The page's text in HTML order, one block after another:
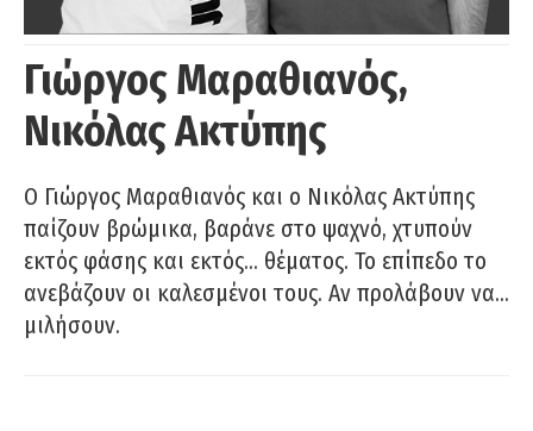
Γιώργος Μαραθιανός,
Νικόλας Ακτύπης
Ο Γιώργος Μαραθιανός και ο Νικόλας Ακτύπης
παίζουν βρώμικα, βαράνε στο ψαχνό, χτυπούν
εκτός φάσης και εκτός… θέματος. Το επίπεδο το
ανεβάζουν οι καλεσμένοι τους. Αν προλάβουν να…
μιλήσουν.